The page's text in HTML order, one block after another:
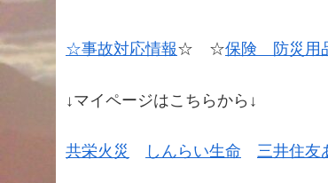
☆事故対応情報☆ ☆保険 防災用
↓マイページはこちらから↓
共栄火災 しんらい生命 三井住友